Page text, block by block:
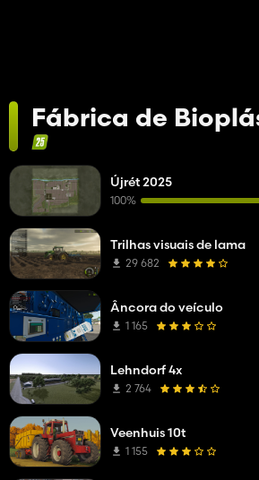
Fábrica de
Újrét 2025
100%
Trilhas visuais de lama
29 682
Âncora do veículo
1 165
Lehndorf 4x
2 764
Veenhuis 10t
1 155